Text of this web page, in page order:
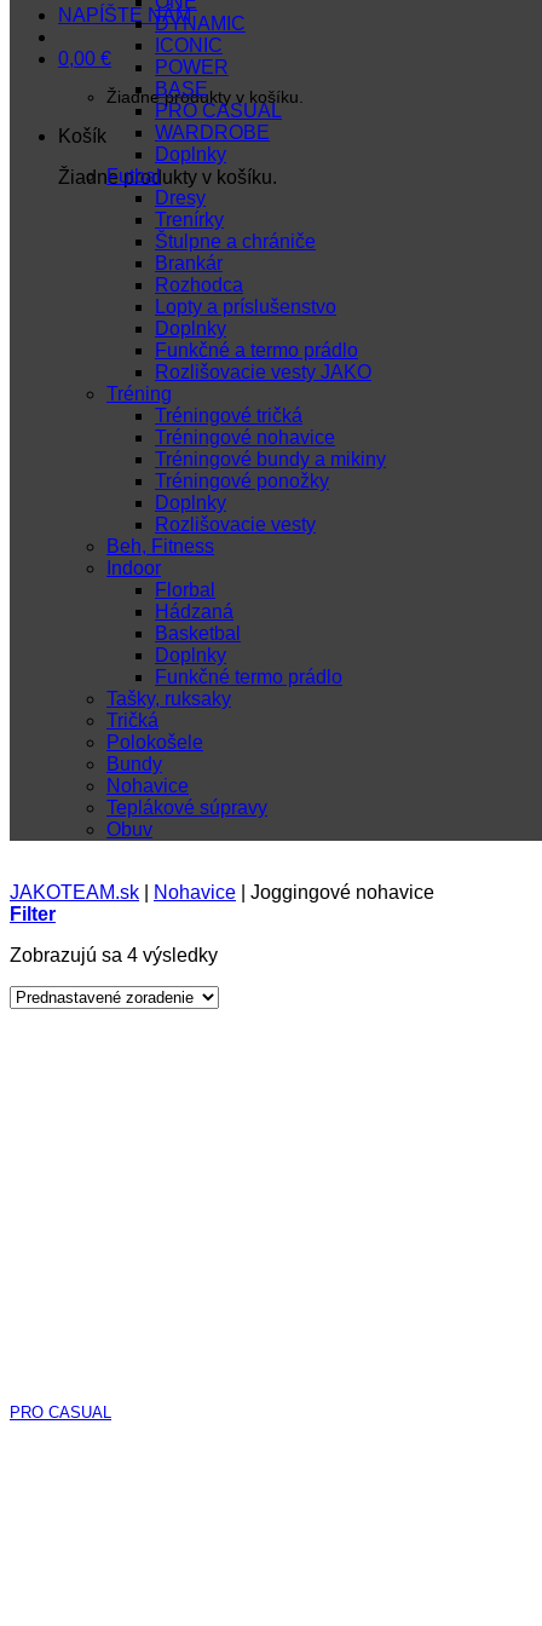
NAPÍŠTE NÁM
0,00 €
Žiadne produkty v košíku.
Košík
Žiadne produkty v košíku.
DYNAMIC
ICONIC
POWER
BASE
PRO CASUAL
WARDROBE
Doplnky
Futbal
Dresy
Trenírky
Štulpne a chrániče
Brankár
Rozhodca
Lopty a príslušenstvo
Doplnky
Funkčné a termo prádlo
Rozlišovacie vesty JAKO
Tréning
Tréningové tričká
Tréningové nohavice
Tréningové bundy a mikiny
Tréningové ponožky
Doplnky
Rozlišovacie vesty
Beh, Fitness
Indoor
Florbal
Hádzaná
Basketbal
Doplnky
Funkčné termo prádlo
Tašky, ruksaky
Tričká
Polokošele
Bundy
Nohavice
Teplákové súpravy
Obuv
JAKOTEAM.sk Nohavice
Joggingové nohavice
Filter
Zobrazujú sa 4 výsledky
PRO CASUAL